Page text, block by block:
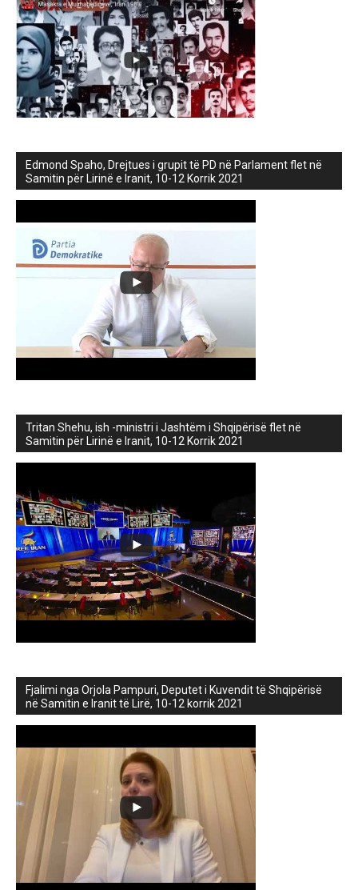
Edmond Spaho, Drejtues i grupit të PD në Parlament flet në
Samitin për Lirinë e Iranit, 10-12 Korrik 2021
Tritan Shehu, ish -ministri i Jashtëm i Shqipërisë flet në
Samitin për Lirinë e Iranit, 10-12 Korrik 2021
Fjalimi nga Orjola Pampuri, Deputet i Kuvendit të Shqipërisë
në Samitin e Iranit të Lirë, 10-12 korrik 2021